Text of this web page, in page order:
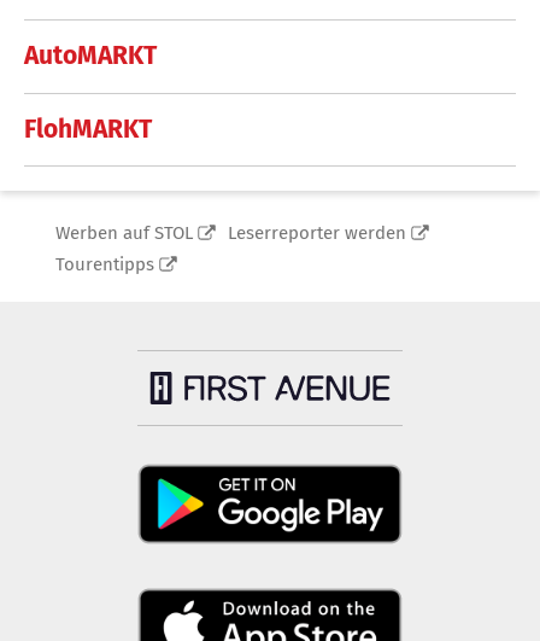
AutoMARKT
FlohMARKT
Werben auf STOL
Leserreporter werden
Tourentipps